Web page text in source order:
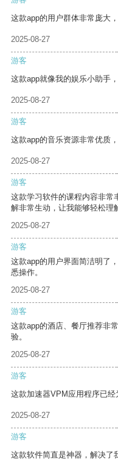
这款app的用户群体非常庞大
2025-08-27
游客
这款app就像我的娱乐小助手
2025-08-27
游客
这款app的音乐资源非常优质
2025-08-27
游客
这款学习软件的课程内容非常
解非常生动，让我能够轻松理
2025-08-27
游客
这款app的用户界面简洁明了
悉操作。
2025-08-27
游客
这款app的酒店、餐厅推荐非
验。
2025-08-27
游客
这款加速器VPM应用程序已经
2025-08-27
游客
这款软件简直是神器，解决了